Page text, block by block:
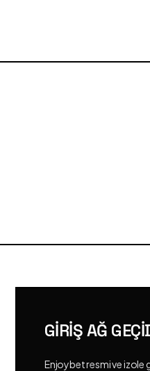
GIRIŞ AĞ
Enjoybet resmi ve izole